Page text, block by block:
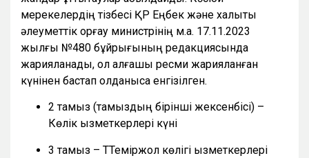
мерекелердің тізбесі ҚР Еңбек және халықты
әлеуметтік қорғау министрінің м.а. 17.11.2023
жылғы №480 бұйрығының редакциясында
жарияланады, ол алғашқы ресми жарияланған
күнінен бастап қолданысқа енгізілген.
2 тамыз (тамыздың бірінші жексенбісі) –
Көлік қызметкерлері күні
3 тамыз – ТТеміржол көлігі қызметкерлері